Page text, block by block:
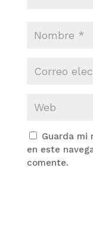
Guarda mi
en este
comente.